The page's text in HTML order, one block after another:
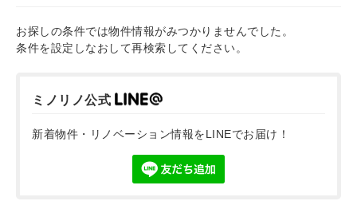
お探しの条件では物件情報がみつかりませんでした。
条件を設定しなおして再検索してください。
ミノリノ公式
新着物件・リノベーション情報をLINEでお届け！